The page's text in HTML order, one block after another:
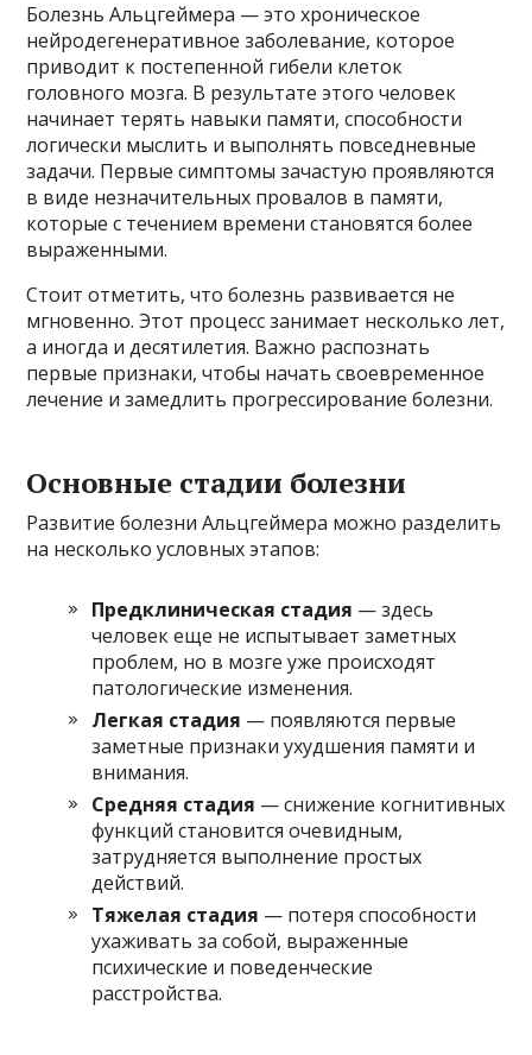
Болезнь Альцгеймера — это хроническое
нейродегенеративное заболевание, которое
приводит к постепенной гибели клеток
головного мозга. В результате этого человек
начинает терять навыки памяти, способности
логически мыслить и выполнять повседневные
задачи. Первые симптомы зачастую проявляются
в виде незначительных провалов в памяти,
которые с течением времени становятся более
выраженными.
Стоит отметить, что болезнь развивается не
мгновенно. Этот процесс занимает несколько лет,
а иногда и десятилетия. Важно распознать
первые признаки, чтобы начать своевременное
лечение и замедлить прогрессирование болезни.
Основные стадии болезни
Развитие болезни Альцгеймера можно разделить
на несколько условных этапов:
Предклиническая стадия — здесь
человек еще не испытывает заметных
проблем, но в мозге уже происходят
патологические изменения.
Легкая стадия — появляются первые
заметные признаки ухудшения памяти и
внимания.
Средняя стадия — снижение когнитивных
функций становится очевидным,
затрудняется выполнение простых
действий.
Тяжелая стадия — потеря способности
ухаживать за собой, выраженные
психические и поведенческие
расстройства.